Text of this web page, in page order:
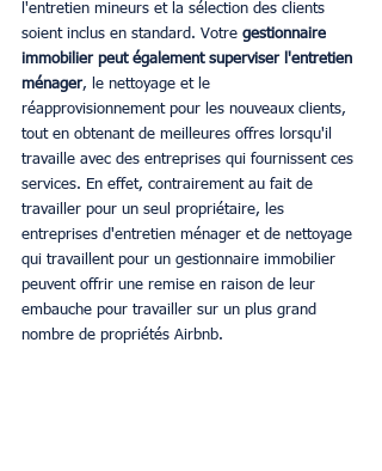
l'entretien mineurs et la sélection des clients
soient inclus en standard. Votre gestionnaire
immobilier peut également superviser l'entretien
ménager, le nettoyage et le
réapprovisionnement pour les nouveaux clients,
tout en obtenant de meilleures offres lorsqu'il
travaille avec des entreprises qui fournissent ces
services. En effet, contrairement au fait de
travailler pour un seul propriétaire, les
entreprises d'entretien ménager et de nettoyage
qui travaillent pour un gestionnaire immobilier
peuvent offrir une remise en raison de leur
embauche pour travailler sur un plus grand
nombre de propriétés Airbnb.